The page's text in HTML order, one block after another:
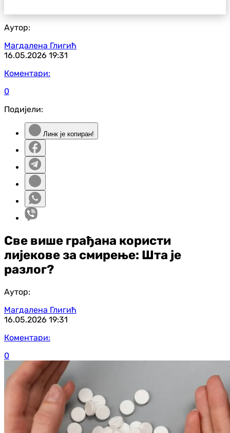
Аутор:
Магдалена Глигић
16.05.2026 19:31
Коментари:
0
Подијели:
Линк је копиран!
Све више грађана користи
лијекове за смирење: Шта је
разлог?
Аутор:
Магдалена Глигић
16.05.2026 19:31
Коментари:
0